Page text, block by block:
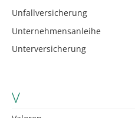
Unfallversicherung
Unternehmensanleihe
Unterversicherung
V